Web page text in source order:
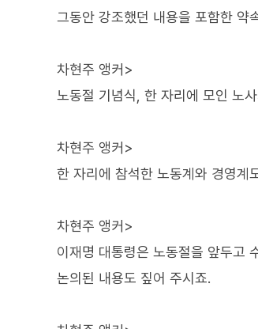
그동안 강조했던 내용을 포함한 약
차현주 앵커>
노동절 기념식, 한 자리에 모인 노
차현주 앵커>
한 자리에 참석한 노동계와 경영계
차현주 앵커>
이재명 대통령은 노동절을 앞두고
논의된 내용도 짚어 주시죠.